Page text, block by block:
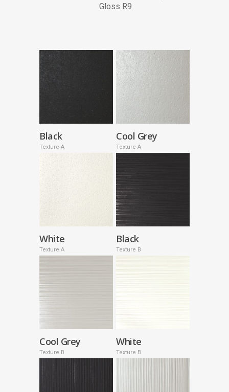
Gloss R9
Black
Texture A
Cool Grey
Texture A
White
Texture A
Black
Texture B
Cool Grey
Texture B
White
Texture B